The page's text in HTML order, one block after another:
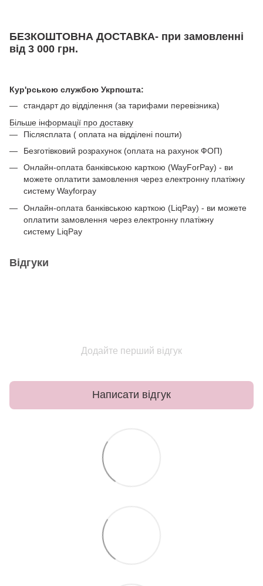
БЕЗКОШТОВНА ДОСТАВКА- при замовленні
від 3 000 грн.
Кур'рською службою Укрпошта:
стандарт до відділення (за тарифами перевізника)
Більше інформації про доставку
Післясплата ( оплата на відділені пошти)
Безготівковий розрахунок (оплата на рахунок ФОП)
Онлайн-оплата банківською карткою (WayForPay) - ви
можете оплатити замовлення через електронну платіжну
систему Wayforpay
Онлайн-оплата банківською карткою (LiqPay) - ви можете
оплатити замовлення через електронну платіжну
систему LiqPay
Відгуки
Додайте перший відгук
Написати відгук